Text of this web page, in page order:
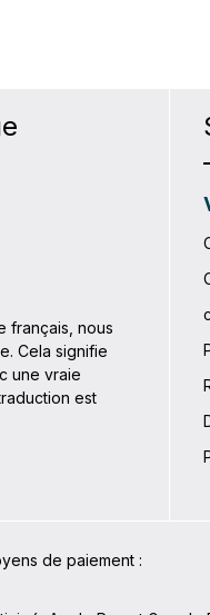
français, nous
Cela signifie
une vraie
est
de paiement :